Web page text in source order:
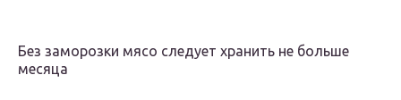
Без заморозки мясо следует хранить не больше
месяца